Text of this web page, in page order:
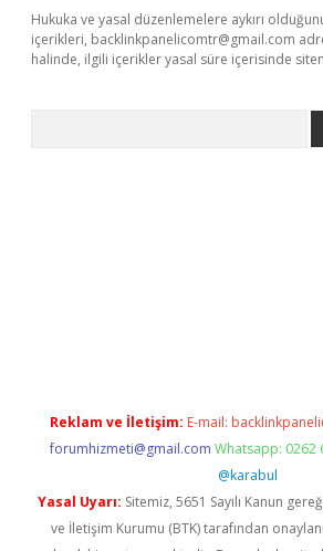
Hukuka ve yasal düzenlemelere aykırı
içerikleri, backlinkpanelicomtr@gmail.com
halinde, ilgili içerikler yasal süre içerisinde
Reklam ve İletişim: E-mail:
forumhizmeti@gmail.com Whatsapp: 0262
@karabul
Yasal Uyarı: Sitemiz, 5651 Sayılı Kanun
ve İletişim Kurumu (BTK) tarafından